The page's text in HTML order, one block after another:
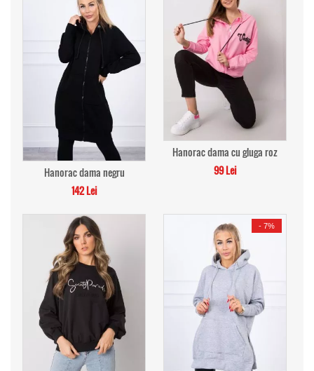
Hanorac dama negru
142 Lei
Hanorac dama cu gluga roz
99 Lei
- 7%